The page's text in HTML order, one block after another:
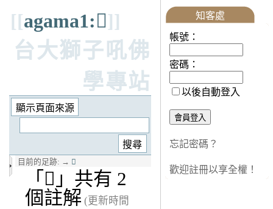
[[agama1:𤛓]]
台大獅子吼佛
學專站
目前的足跡: → 𤛓
「 𤛓 」共有 2
個註解 (更新時間
知客處
帳號：
密碼：
以後自動登入
忘記密碼？
歡迎註冊以享全權！